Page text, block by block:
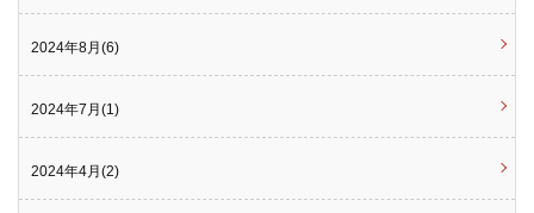
2024年8月(6)
2024年7月(1)
2024年4月(2)